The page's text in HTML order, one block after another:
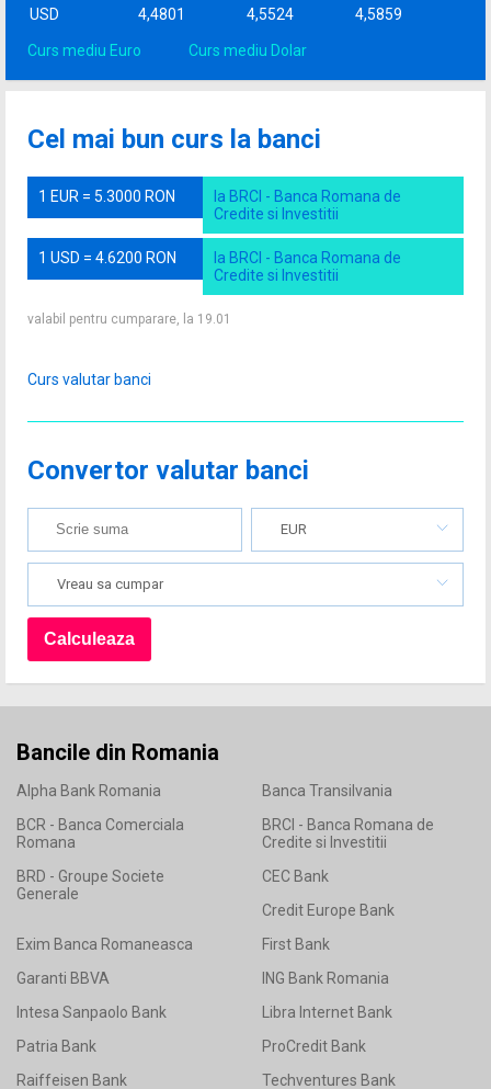
USD
4,4801 4,5524 4,5859
Curs mediu Euro Curs mediu Dolar
Cel mai bun curs la banci
1 EUR = 5.3000 RON
la BRCI - Banca Romana de
Credite si Investitii
1 USD = 4.6200 RON
la BRCI - Banca Romana de
Credite si Investitii
valabil pentru cumparare, la 19.01
Curs valutar banci
Convertor valutar banci
EUR
Vreau sa cumpar
Bancile din Romania
Alpha Bank Romania
Banca Transilvania
BCR - Banca Comerciala
Romana
BRCI - Banca Romana de
Credite si Investitii
BRD - Groupe Societe
Generale
CEC Bank
Credit Europe Bank
Exim Banca Romaneasca
First Bank
Garanti BBVA
ING Bank Romania
Intesa Sanpaolo Bank
Libra Internet Bank
Patria Bank
ProCredit Bank
Raiffeisen Bank
Techventures Bank